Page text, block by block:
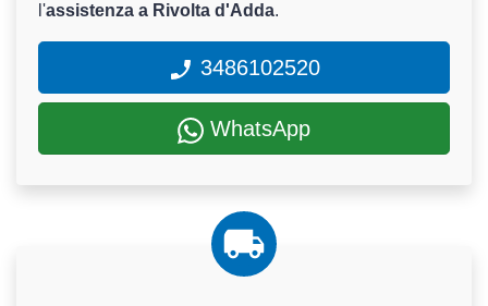
l'assistenza a Rivolta d'Adda.
3486102520
WhatsApp